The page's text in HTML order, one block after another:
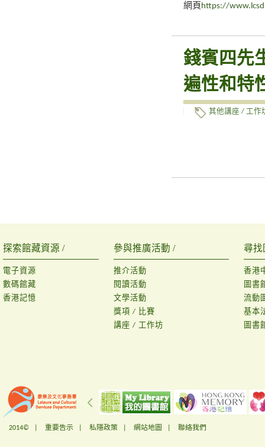
網頁https://
錢賓四先
遍性和特
其他講座 / 工作
探索館藏資源 /
電子資源
數碼館藏
香港記憶
參與推廣活動 /
推介活動
閱讀活動
文學活動
獎項 / 比賽
講座 / 工作坊
尋找
香港
圖書
流動
基本
圖書
2014© | 重要告示 私隱政策 網站地圖 聯絡我們